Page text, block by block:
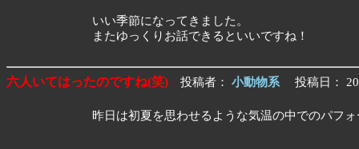
いい季節になってきました。
またゆっくりお話できるといいですね！
六人いてはったのですね(笑) 投稿者： 小動物系 投稿日：
昨日は初夏を思わせるような気温の中でのパフ